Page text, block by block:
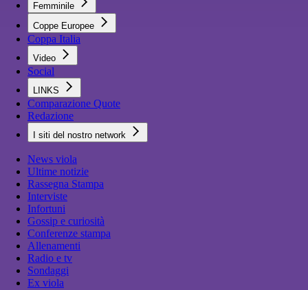
Femminile
Coppe Europee
Coppa Italia
Video
Social
LINKS
Comparazione Quote
Redazione
I siti del nostro network
News viola
Ultime notizie
Rassegna Stampa
Interviste
Infortuni
Gossip e curiosità
Conferenze stampa
Allenamenti
Radio e tv
Sondaggi
Ex viola